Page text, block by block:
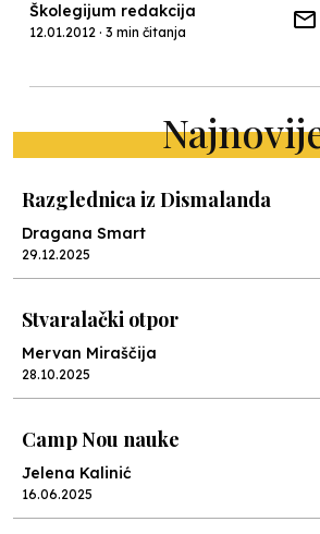
Školegijum redakcija
12.01.2012 · 3 min čitanja
Razglednica iz Dismalanda
Dragana Smart
29.12.2025
Stvaralački otpor
Mervan Miraščija
28.10.2025
Camp Nou nauke
Jelena Kalinić
16.06.2025